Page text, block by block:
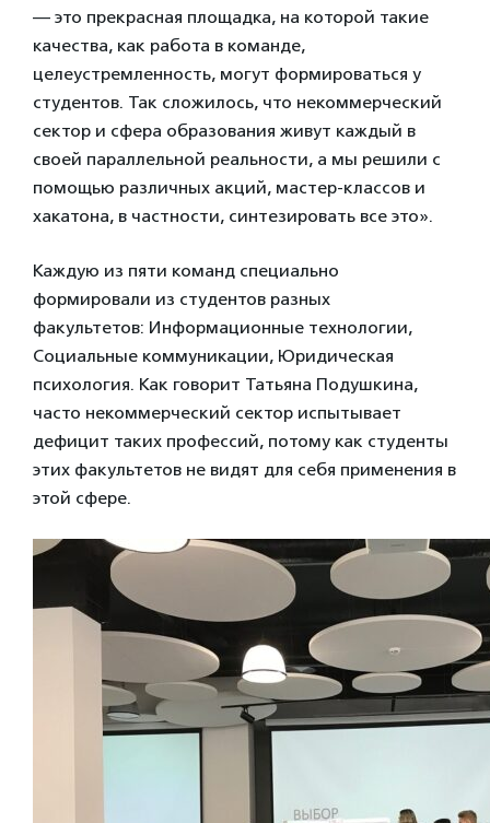
— это прекрасная площадка, на которой такие
качества, как работа в команде,
целеустремленность, могут формироваться у
студентов. Так сложилось, что некоммерческий
сектор и сфера образования живут каждый в
своей параллельной реальности, а мы решили с
помощью различных акций, мастер-классов и
хакатона, в частности, синтезировать все это».
Каждую из пяти команд специально
формировали из студентов разных
факультетов: Информационные технологии,
Социальные коммуникации, Юридическая
психология. Как говорит Татьяна Подушкина,
часто некоммерческий сектор испытывает
дефицит таких профессий, потому как студенты
этих факультетов не видят для себя применения в
этой сфере.